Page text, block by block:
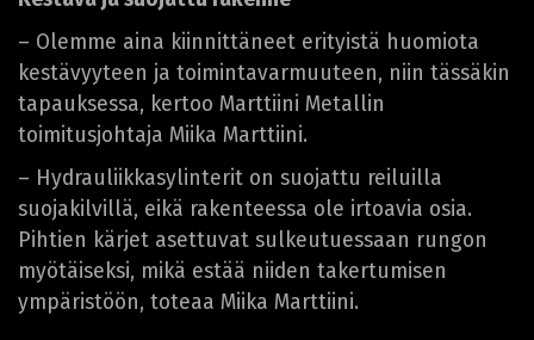
– Olemme aina kiinnittäneet erityistä huomiota
kestävyyteen ja toimintavarmuuteen, niin tässäkin
tapauksessa, kertoo Marttiini Metallin
toimitusjohtaja Miika Marttiini.
– Hydrauliikkasylinterit on suojattu reiluilla
suojakilvillä, eikä rakenteessa ole irtoavia osia.
Pihtien kärjet asettuvat sulkeutuessaan rungon
myötäiseksi, mikä estää niiden takertumisen
ympäristöön, toteaa Miika Marttiini.